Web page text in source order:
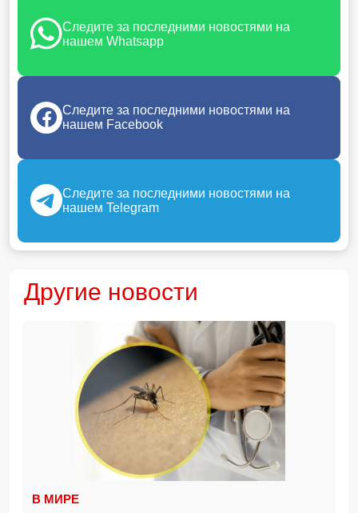
Следите за последними новостями на
нашем Whatsapp
Следите за последними новостями на
нашем Facebook
Следите за последними новостями на
нашем Telegram
Другие новости
В МИРЕ